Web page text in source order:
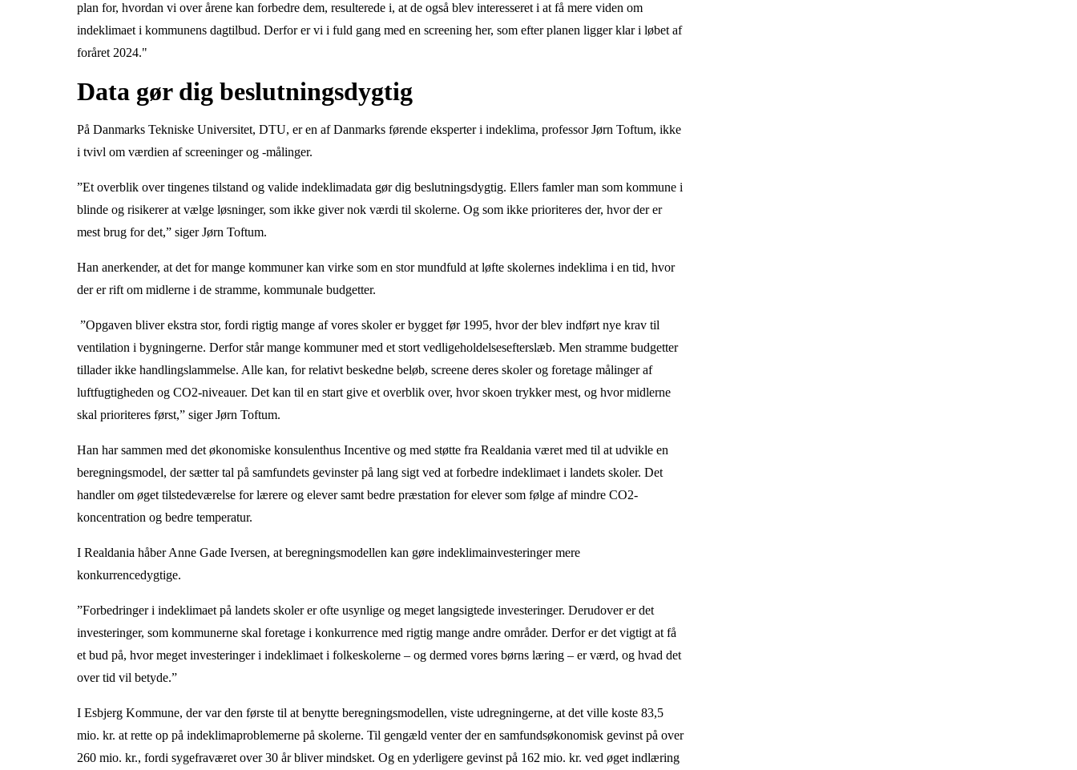
plan for, hvordan vi over årene kan forbedre dem, resulterede i, at de også blev interesseret i at få mere viden om
indeklimaet i kommunens dagtilbud. Derfor er vi i fuld gang med en screening her, som efter planen ligger klar i løbet af
foråret 2024."
Data gør dig beslutningsdygtig
På Danmarks Tekniske Universitet, DTU, er en af Danmarks førende eksperter i indeklima, professor Jørn Toftum, ikke
i tvivl om værdien af screeninger og -målinger.
”Et overblik over tingenes tilstand og valide indeklimadata gør dig beslutningsdygtig. Ellers famler man som kommune i
blinde og risikerer at vælge løsninger, som ikke giver nok værdi til skolerne. Og som ikke prioriteres der, hvor der er
mest brug for det,” siger Jørn Toftum.
Han anerkender, at det for mange kommuner kan virke som en stor mundfuld at løfte skolernes indeklima i en tid, hvor
der er rift om midlerne i de stramme, kommunale budgetter.
”Opgaven bliver ekstra stor, fordi rigtig mange af vores skoler er bygget før 1995, hvor der blev indført nye krav til
ventilation i bygningerne. Derfor står mange kommuner med et stort vedligeholdelsesefterslæb. Men stramme budgetter
tillader ikke handlingslammelse. Alle kan, for relativt beskedne beløb, screene deres skoler og foretage målinger af
luftfugtigheden og CO2-niveauer. Det kan til en start give et overblik over, hvor skoen trykker mest, og hvor midlerne
skal prioriteres først,” siger Jørn Toftum.
Han har sammen med det økonomiske konsulenthus Incentive og med støtte fra Realdania været med til at udvikle en
beregningsmodel, der sætter tal på samfundets gevinster på lang sigt ved at forbedre indeklimaet i landets skoler. Det
handler om øget tilstedeværelse for lærere og elever samt bedre præstation for elever som følge af mindre CO2-
koncentration og bedre temperatur.
I Realdania håber Anne Gade Iversen, at beregningsmodellen kan gøre indeklimainvesteringer mere
konkurrencedygtige.
”Forbedringer i indeklimaet på landets skoler er ofte usynlige og meget langsigtede investeringer. Derudover er det
investeringer, som kommunerne skal foretage i konkurrence med rigtig mange andre områder. Derfor er det vigtigt at få
et bud på, hvor meget investeringer i indeklimaet i folkeskolerne – og dermed vores børns læring – er værd, og hvad det
over tid vil betyde.”
I Esbjerg Kommune, der var den første til at benytte beregningsmodellen, viste udregningerne, at det ville koste 83,5
mio. kr. at rette op på indeklimaproblemerne på skolerne. Til gengæld venter der en samfundsøkonomisk gevinst på over
260 mio. kr., fordi sygefraværet over 30 år bliver mindsket. Og en yderligere gevinst på 162 mio. kr. ved øget indlæring